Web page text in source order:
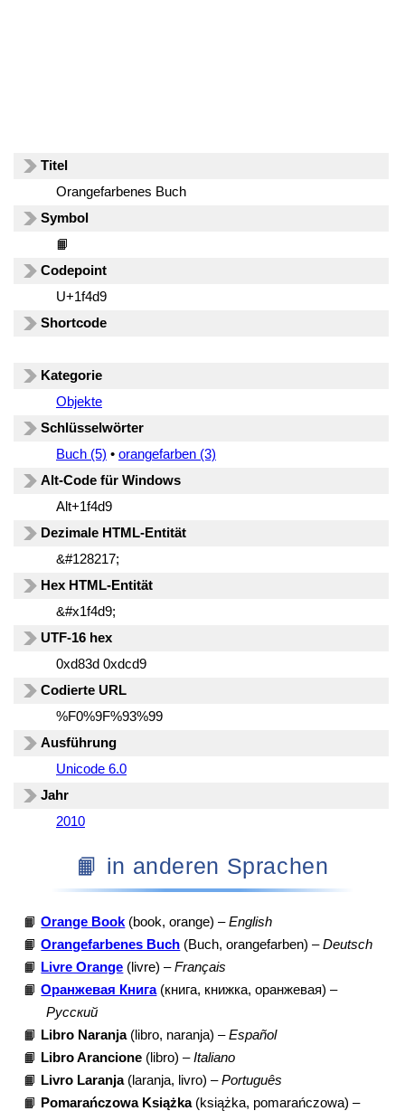
Titel
Orangefarbenes Buch
Symbol
📙
Codepoint
U+1f4d9
Shortcode
Kategorie
Objekte
Schlüsselwörter
Buch (5) • orangefarben (3)
Alt-Code für Windows
Alt+1f4d9
Dezimale HTML-Entität
&#128217;
Hex HTML-Entität
&#x1f4d9;
UTF-16 hex
0xd83d 0xdcd9
Codierte URL
%F0%9F%93%99
Ausführung
Unicode 6.0
Jahr
2010
📙 in anderen Sprachen
📙 Orange Book (book, orange) –English
📙 Orangefarbenes Buch (Buch, orangefarben) –Deutsch
📙
Livre Orange (livre) –Français
📙 Оранжевая Книга(книга, книжка, оранжевая) –
Русский
📙
Libro Naranja(libro, naranja) –Español
📙
Libro Arancione (libro) –Italiano
📙
Livro Laranja(laranja, livro) –Português
📙
Pomarańczowa Książka(książka, pomarańczowa) –